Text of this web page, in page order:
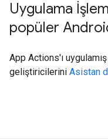
Uygulama
popüler
App Actions'ı
geliştiricilerini Asistan